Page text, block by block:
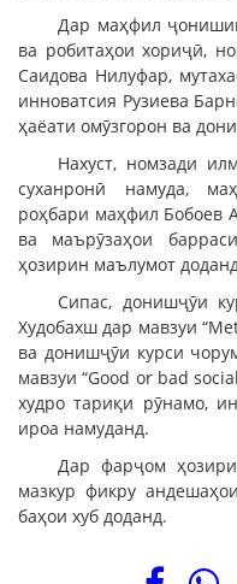
Дар маҳфил
ва робитаҳои хориҷӣ,
Саидова Нилуфар,
инноватсия Рузиева
ҳаёати омӯзгорон ва
Нахуст, номзади
суханронӣ намуда,
роҳбари маҳфил Бобоев
ва маърӯзаҳои
ҳозирин маълумот
Сипас, донишҷӯи
Худобахш дар мавзуи
ва донишҷӯи курси
мавзуи “Good or bad
худро тариқи рӯнамо,
ироа намуданд.
Дар фарҷом
мазкур фикру
баҳои хуб доданд.